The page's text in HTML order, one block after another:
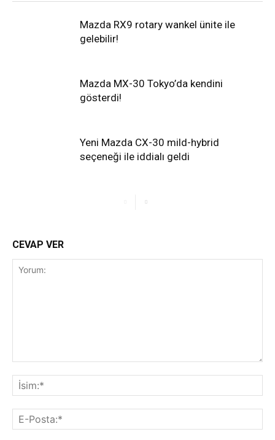
Mazda RX9 rotary wankel ünite ile
gelebilir!
Mazda MX-30 Tokyo’da kendini
gösterdi!
Yeni Mazda CX-30 mild-hybrid
seçeneği ile iddialı geldi
CEVAP VER